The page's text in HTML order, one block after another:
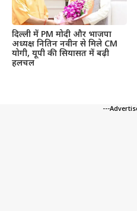
दिल्ली में PM मोदी और भाजपा
अध्यक्ष नितिन नवीन से मिले CM
योगी, यूपी की सियासत में बढ़ी
हलचल
---